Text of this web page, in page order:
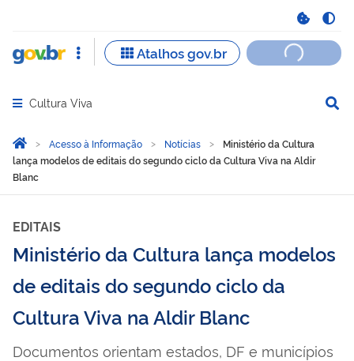
Abrir menu principal de navegação
Cultura Viva
Você está aqui:
Página Inicial
Acesso à Informação Notícias
Ministério da Cultura
lança modelos de editais do segundo ciclo da Cultura Viva na Aldir
Blanc
EDITAIS
Ministério da Cultura lança modelos
de editais do segundo ciclo da
Cultura Viva na Aldir Blanc
Documentos orientam estados, DF e municípios